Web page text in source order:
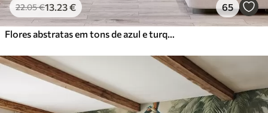
22.05€13 .23€ 65